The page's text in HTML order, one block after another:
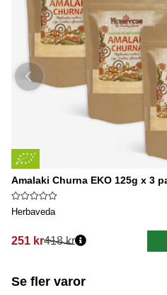
Amalaki Churna EKO 125g x 3
Herbaveda
251 kr418 kr
Se fler varor